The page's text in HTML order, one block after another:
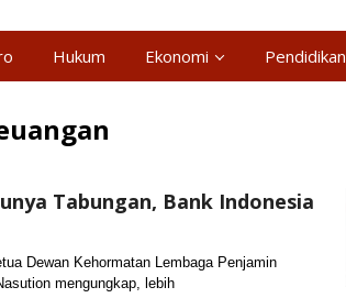
Hukum Ekonomi Pendidikan
Tabungan, Bank Indonesia
Dewan Kehormatan Lembaga Penjamin
mengungkap, lebih